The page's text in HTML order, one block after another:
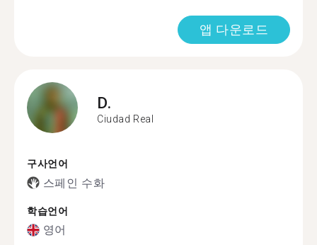
앱 다운로드
D.
Ciudad Real
구사언어
스페인 수화
학습언어
영어